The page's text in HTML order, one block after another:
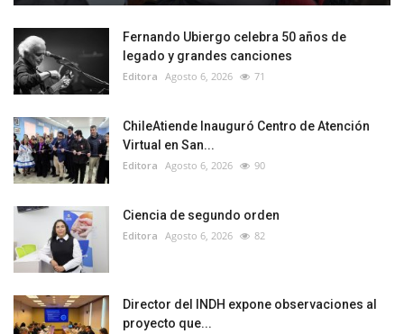
Fernando Ubiergo celebra 50 años de
legado y grandes canciones
Editora Agosto 6, 2026 71
ChileAtiende Inauguró Centro de Atención
Virtual en San...
Editora Agosto 6, 2026 90
Ciencia de segundo orden
Editora Agosto 6, 2026 82
Director del INDH expone observaciones al
proyecto que...